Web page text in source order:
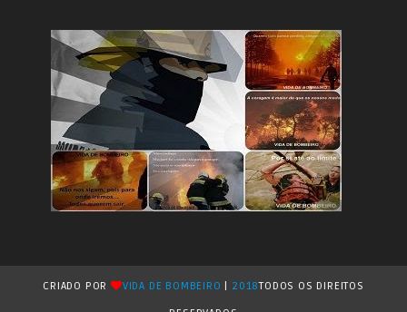
CRIADO POR VIDA DE BOMBEIRO 2018TODOS OS DIREITOS